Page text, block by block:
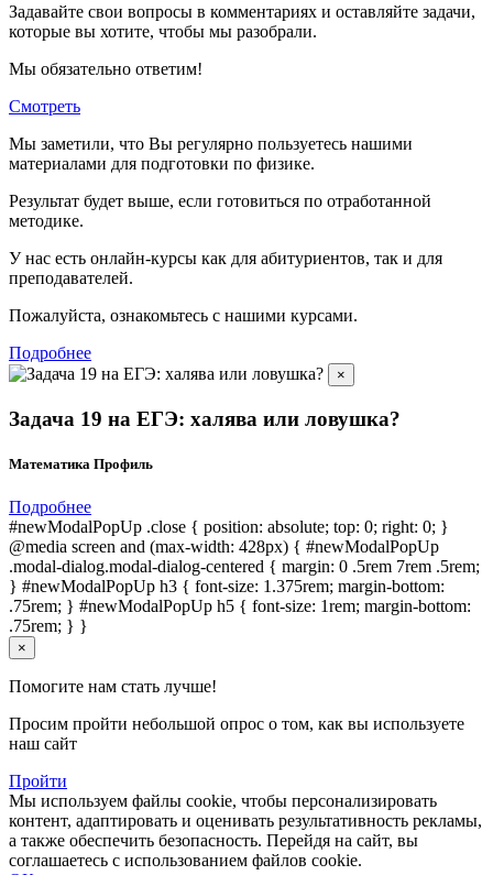
Задавайте свои вопросы в комментариях и оставляйте задачи,
которые вы хотите, чтобы мы разобрали.
Мы обязательно ответим!
Смотреть
Мы заметили, что Вы регулярно пользуетесь нашими
материалами для подготовки по физике.
Результат будет выше, если готовиться по отработанной
методике.
У нас есть онлайн-курсы как для абитуриентов, так и для
преподавателей.
Пожалуйста, ознакомьтесь с нашими курсами.
Подробнее
×
Задача 19 на ЕГЭ: халява или ловушка?
Математика Профиль
Подробнее
#newModalPopUp .close { position: absolute; top: 0; right: 0; }
@media screen and (max-width: 428px) { #newModalPopUp
.modal-dialog.modal-dialog-centered { margin: 0 .5rem 7rem .5rem;
} #newModalPopUp h3 { font-size: 1.375rem; margin-bottom:
.75rem; } #newModalPopUp h5 { font-size: 1rem; margin-bottom:
.75rem; } }
×
Помогите нам стать лучше!
Просим пройти небольшой опрос о том, как вы используете
наш сайт
Пройти
Мы используем файлы cookie, чтобы персонализировать
контент, адаптировать и оценивать результативность рекламы,
а также обеспечить безопасность. Перейдя на сайт, вы
соглашаетесь с использованием файлов cookie.